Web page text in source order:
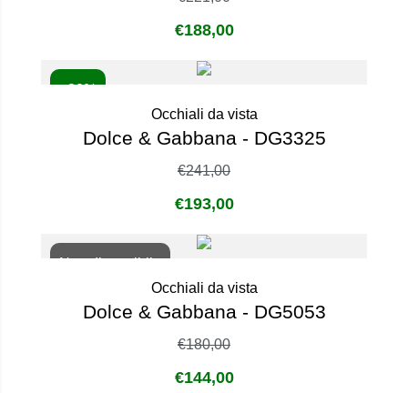
€188,00
- 20%
Occhiali da vista
Dolce & Gabbana - DG3325
€241,00
€193,00
Non disponibile
Occhiali da vista
Dolce & Gabbana - DG5053
€180,00
€144,00